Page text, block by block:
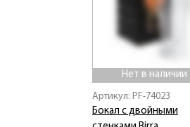
Нет в наличии
Артикул: PF-74023
Бокал с двойными